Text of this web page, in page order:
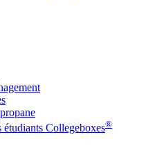
étudiants Collegeboxes®